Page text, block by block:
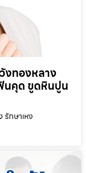
ทองหลาง
นคุด ขูดหินปูน
กษาเหง